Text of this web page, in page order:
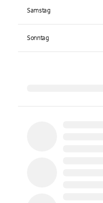
Samstag
Sonntag